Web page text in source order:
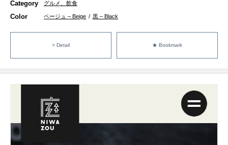
Category グルメ、飲食
Color ベージュ – Beige / 黒 – Black
> Detail ★ Bookmark